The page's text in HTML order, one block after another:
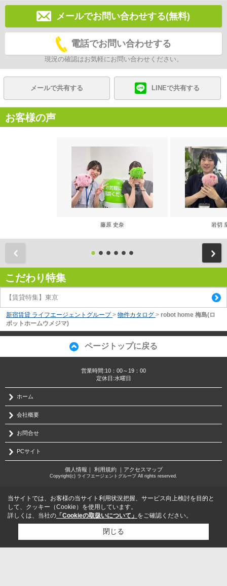
メールでお問い合わせする(無料)
電話でお問い合わせする
現況の確認はお気軽にお問い合わせください。
メールで共有する LINEで共有する
お客様の声
藤原 史奈 岩切
こだわり特集
【賃貸特集】東京
新宿賃貸 ライフエージェントグループ > 物件カタログ > robot home 梅島(ロ
ボットホームウメジマ)
ページトップに戻る
営業時間:10：00～19：00
定休日:水曜日
ホーム
会社概要
お問合せ
PCサイト
個人情報 利用規約｜ アクセスマップ
Copyright(c) ライフエージェントグループ All rights reserved.
当サイトでは、お客様の当サイト利用状況把握、サービス向上検討を目的と
して、クッキー（Cookie）を使用しています。
詳しくは、当社の 「Cookieの取扱いについて」 をご確認ください。
閉じる